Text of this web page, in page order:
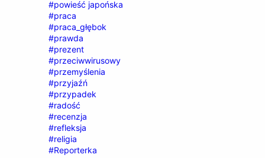
#powieść japońska
#praca
#praca_głębok
#prawda
#prezent
#przeciwwirusowy
#przemyślenia
#przyjaźń
#przypadek
#radość
#recenzja
#refleksja
#religia
#Reporterka